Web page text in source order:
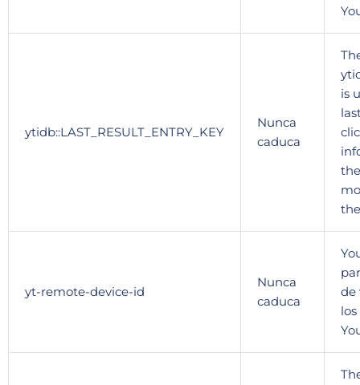
ytidb::LAST_RESULT_ENTRY_KEY
Nunca
caduca
is
yt-remote-device-id
Nunca
caduca
de